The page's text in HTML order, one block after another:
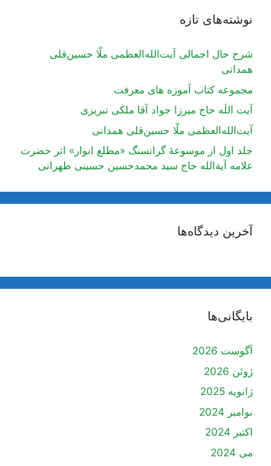
نوشته‌های تازه
شرح حال اجمالی آیت‌الله‌العظمی ملّا حسین‌قلی
همدانی
مجموعه کتاب آموزه های معرفت
آیت اللَه حاج میرزا جواد آقا ملکی تبریزی
آیت‌الله‌العظمی ملّا حسین‌قلی همدانی
جلد اول از موسوعۀ گرانسنگ «مطلع انوار» اثر حضرت
علامه آیة‌الله حاج سید محمدحسین حسینی طهرانی
آخرین دیدگاه‌ها
بایگانی‌ها
آگوست 2026
ژوئن 2026
ژانویه 2025
نوامبر 2024
اکتبر 2024
می 2024